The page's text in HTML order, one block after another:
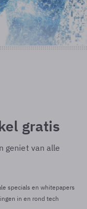
gratis
geniet van alle
specials en whitepapers
in en rond tech